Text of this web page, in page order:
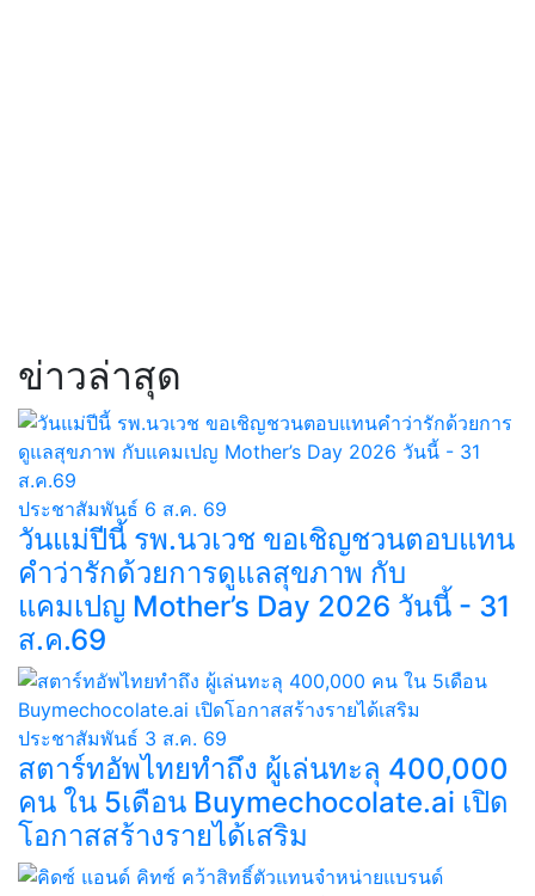
ข่าวล่าสุด
ประชาสัมพันธ์ 6 ส.ค. 69
วันแม่ปีนี้ รพ.นวเวช ขอเชิญชวนตอบแทน
คำว่ารักด้วยการดูแลสุขภาพ กับ
แคมเปญ Mother’s Day 2026 วันนี้ - 31
ส.ค.69
ประชาสัมพันธ์ 3 ส.ค. 69
สตาร์ทอัพไทยทำถึง ผู้เล่นทะลุ 400,000
คน ใน 5เดือน Buymechocolate.ai เปิด
โอกาสสร้างรายได้เสริม